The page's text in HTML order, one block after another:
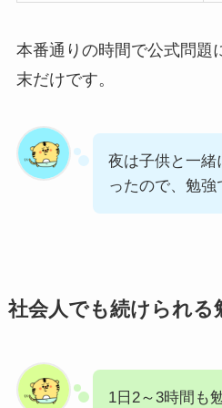
本番通りの時間で公式問題
末だけです。
夜は子供と一緒
ったので、勉強
社会人でも続けられる
1日2～3時間も